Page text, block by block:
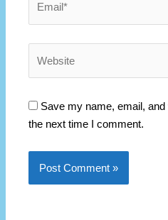
Save my name, email,
the next time I comment.